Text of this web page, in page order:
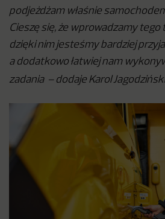
podjeżdżam właśnie
Cieszę się, że wprowadzamy tego
dzięki nim jesteśmy bardziej
a dodatkowo łatwiej nam
zadania – dodaje Karol